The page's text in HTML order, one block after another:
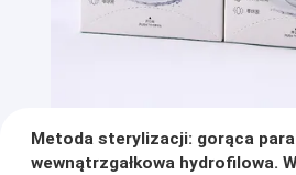
Metoda sterylizacji: gorąca
wewnątrzgałkowa hydrofilowa.